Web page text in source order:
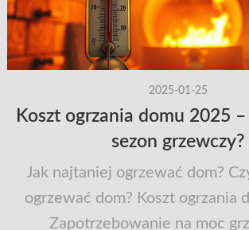
2025-01-25
Koszt ogrzania domu 2025
sezon grzewczy?
Jak najtaniej ogrzewać dom?
ogrzewać dom? Koszt ogrzania
Zapotrzebowanie na moc